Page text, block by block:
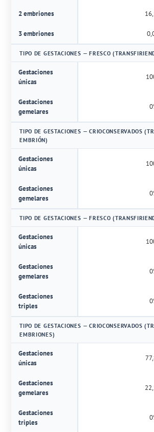
2 embriones
3 embriones
TIPO DE GESTACIONES — FRESCO
Gestaciones
únicas
Gestaciones
gemelares
TIPO DE GESTACIONES — CRIOCONSERVADOS
EMBRIÓN)
Gestaciones
únicas
Gestaciones
gemelares
TIPO DE GESTACIONES — FRESCO
Gestaciones
únicas
Gestaciones
gemelares
Gestaciones
triples
TIPO DE GESTACIONES — CRIOCONSERVADOS
EMBRIONES)
Gestaciones
únicas
Gestaciones
gemelares
Gestaciones
triples